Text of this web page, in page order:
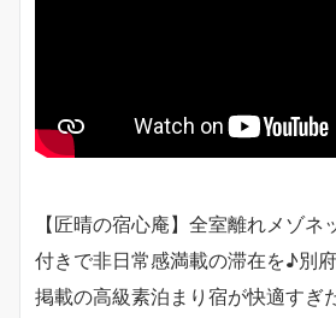
【匠晴の宿心庵】全室離れメゾネ
付きで非日常感満載の滞在を♪別
掲載の高級素泊まり宿が快適すぎ